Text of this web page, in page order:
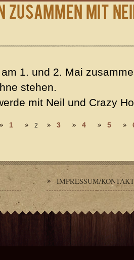
mit
1. und 2. Mai
stehen.
mit Neil und Crazy
1 2 3 4 5
IMPRESSUM/KONTAKT